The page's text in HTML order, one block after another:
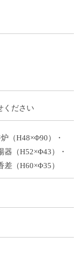
ください
（H48×Φ90）・
器（H52×Φ43）・
（H60×Φ35）